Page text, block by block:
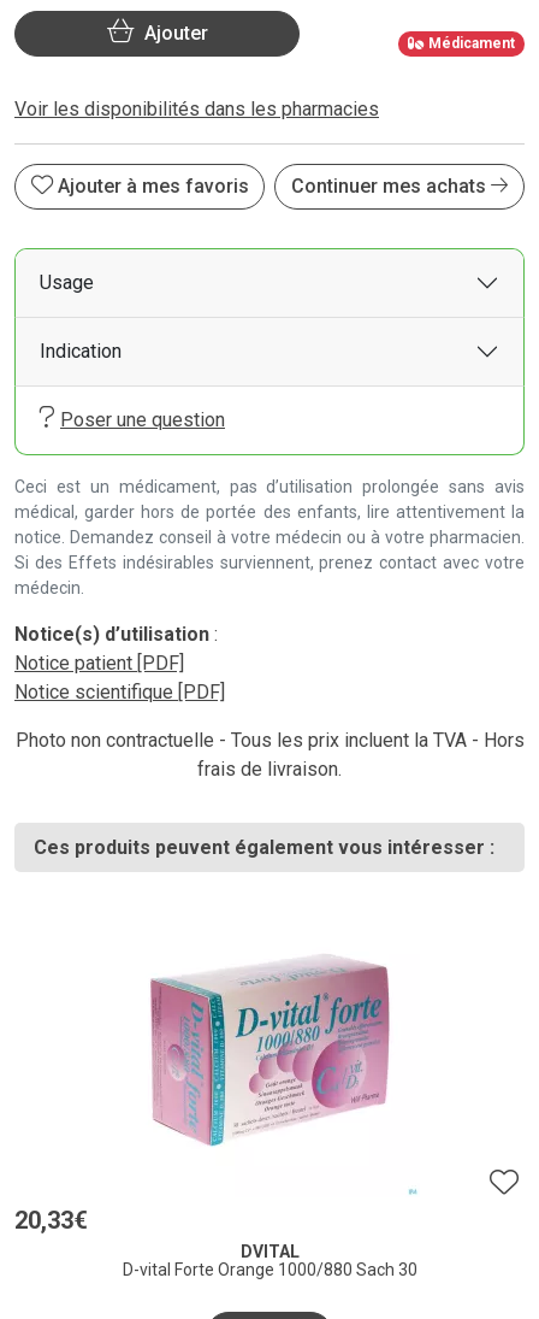
Ajouter Médicament
Voir les disponibilités dans les pharmacies
Ajouter à mes favoris Continuer mes achats
Usage
Indication
Poser une question
Ceci est un médicament, pas d’utilisation prolongée sans avis
médical, garder hors de portée des enfants, lire attentivement la
notice. Demandez conseil à votre médecin ou à votre pharmacien.
Si des Effets indésirables surviennent, prenez contact avec votre
médecin.
Notice(s) d’utilisation :
Notice patient [PDF]
Notice scientifique [PDF]
Photo non contractuelle - Tous les prix incluent la TVA - Hors
frais de livraison.
Ces produits peuvent également vous intéresser :
20,33€
DVITAL
D-vital Forte Orange 1000/880 Sach 30